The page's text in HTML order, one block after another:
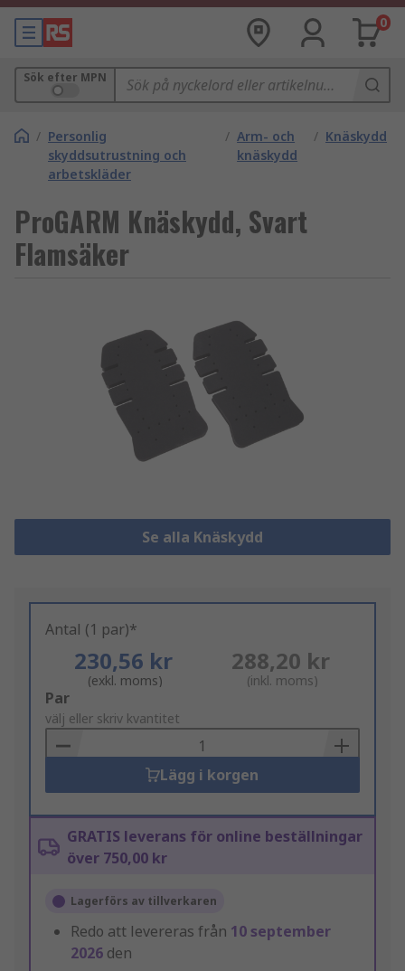
0
Sök efter MPN
/ Personlig
skyddsutrustning och
arbetskläder
/ Arm- och
knäskydd
/ Knäskydd
ProGARM Knäskydd, Svart
Flamsäker
Se alla Knäskydd
Antal (1 par)*
230,56 kr
(exkl. moms)
288,20 kr
(inkl. moms)
Add
to
Basket
Par
välj eller skriv kvantitet
Lägg i korgen
GRATIS leverans för online beställningar
över 750,00 kr
Lagerförs av tillverkaren
Redo att levereras från 10 september
2026 den